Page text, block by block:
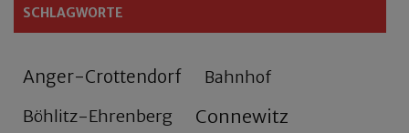
SCHLAGWORTE
Anger-Crottendorf Bahnhof
Böhlitz-Ehrenberg Connewitz